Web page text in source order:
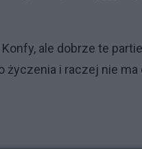
ale dobrze te
życzenia i raczej nie